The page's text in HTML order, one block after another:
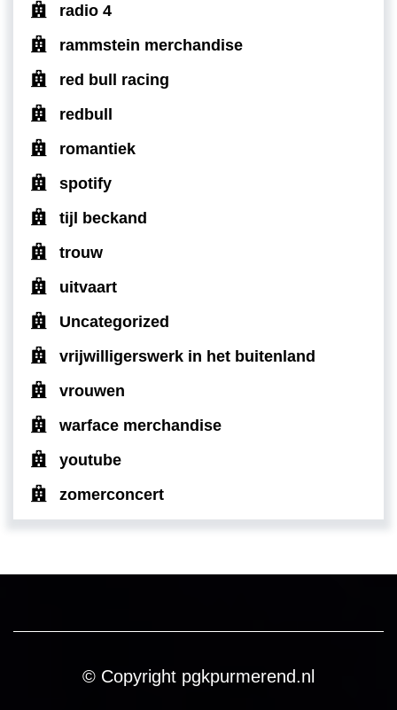
radio 4
rammstein merchandise
red bull racing
redbull
romantiek
spotify
tijl beckand
trouw
uitvaart
Uncategorized
vrijwilligerswerk in het buitenland
vrouwen
warface merchandise
youtube
zomerconcert
© Copyright pgkpurmerend.nl